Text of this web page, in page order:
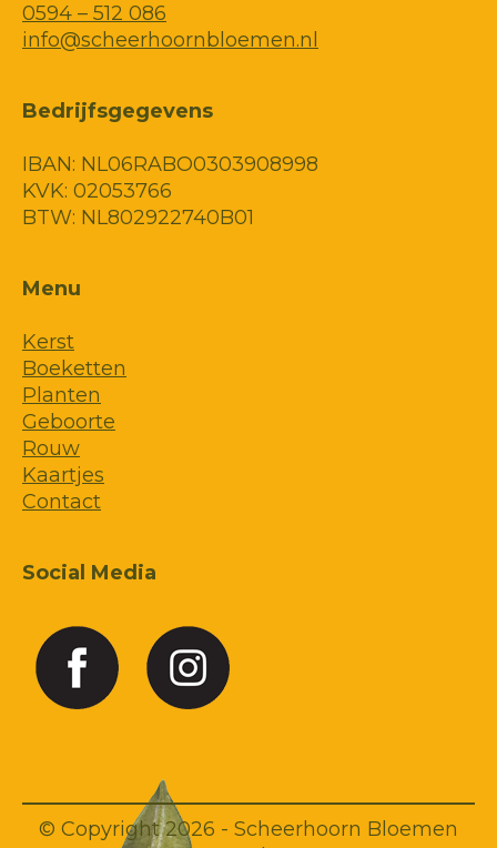
0594 – 512 086
info@scheerhoornbloemen.nl
Bedrijfsgegevens
IBAN: NL06RABO0303908998
KVK: 02053766
BTW: NL802922740B01
Menu
Kerst
Boeketten
Planten
Geboorte
Rouw
Kaartjes
Contact
Social Media
© Copyright 2026 - Scheerhoorn Bloemen